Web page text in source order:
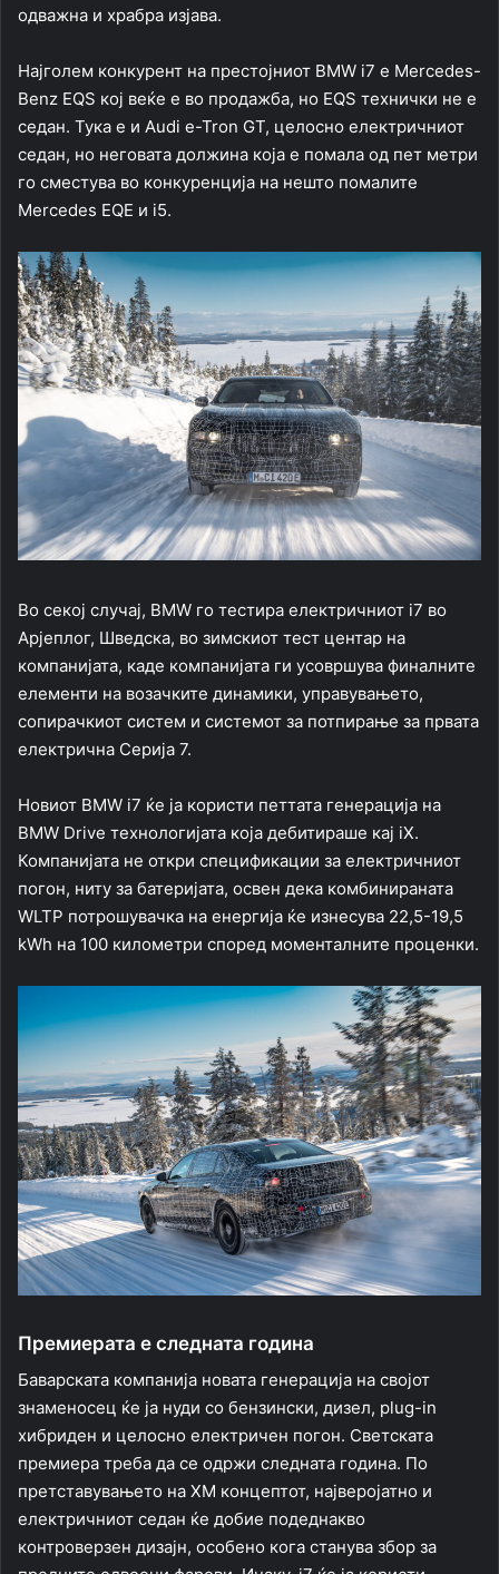
одважна и храбра изјава.
Најголем конкурент на престојниот BMW i7 е Mercedes-
Benz EQS кој веќе е во продажба, но EQS технички не е
седан. Тука е и Audi e-Tron GT, целосно електричниот
седан, но неговата должина која е помала од пет метри
го сместува во конкуренција на нешто помалите
Mercedes EQE и i5.
Во секој случај, BMW го тестира електричниот i7 во
Арјеплог, Шведска, во зимскиот тест центар на
компанијата, каде компанијата ги усовршува финалните
елементи на возачките динамики, управувањето,
сопирачкиот систем и системот за потпирање за првата
електрична Серија 7.
Новиот BMW i7 ќе ја користи петтата генерација на
BMW Drive технологијата која дебитираше кај iX.
Компанијата не откри спецификации за електричниот
погон, ниту за батеријата, освен дека комбинираната
WLTP потрошувачка на енергија ќе изнесува 22,5-19,5
kWh на 100 километри според моменталните проценки.
Премиерата е следната година
Баварската компанија новата генерација на својот
знаменосец ќе ја нуди со бензински, дизел, plug-in
хибриден и целосно електричен погон. Светската
премиера треба да се одржи следната година. По
претставувањето на XM концептот, најверојатно и
електричниот седан ќе добие подеднакво
контроверзен дизајн, особено кога станува збор за